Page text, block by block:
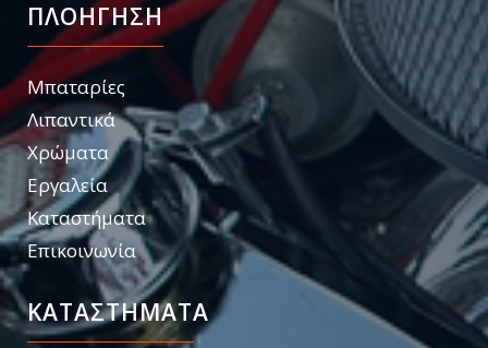
ΠΛΟΗΓΗΣΗ
Μπαταρίες
Λιπαντικά
Χρώματα
Εργαλεία
Καταστήματα
Επικοινωνία
ΚΑΤΑΣΤΉΜΑΤΑ